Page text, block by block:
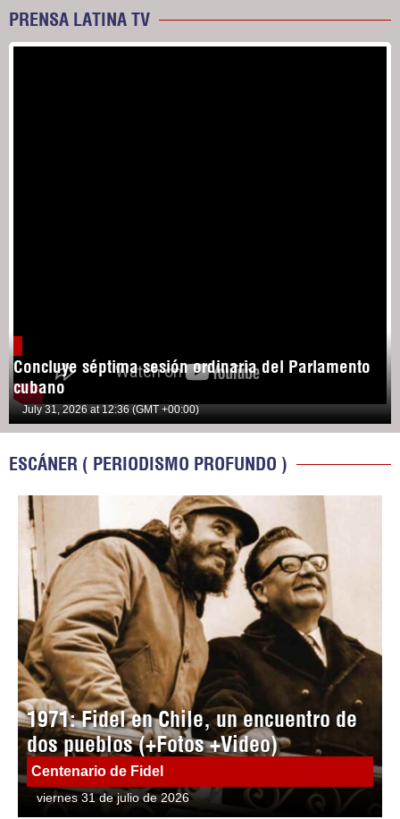
PRENSA LATINA TV
Concluye séptima sesión ordinaria del Parlamento
cubano
July 31, 2026 at 12:36 (GMT +00:00)
ESCÁNER ( PERIODISMO PROFUNDO )
1971: Fidel en Chile, un encuentro de
dos pueblos (+Fotos +Video)
Centenario de Fidel
viernes 31 de julio de 2026